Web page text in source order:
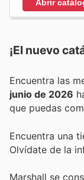
Abrir
¡El nuevo
junio de 2026
que puedas
Encuentra una
Olvídate de la
Marshall se